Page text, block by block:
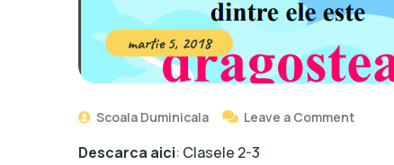
martie 5, 2018
Scoala Duminicala Leave a Comment
Descarca aici: Clasele 2-3 trimis de